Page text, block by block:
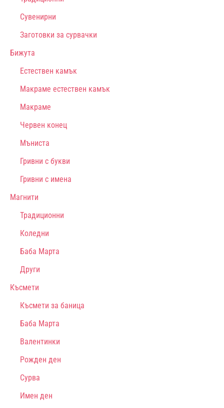
Сувенирни
Заготовки за сурвачки
Бижута
Естествен камък
Макраме естествен камък
Макраме
Червен конец
Мъниста
Гривни с букви
Гривни с имена
Магнити
Традиционни
Коледни
Баба Марта
Други
Късмети
Късмети за баница
Баба Марта
Валентинки
Рожден ден
Сурва
Имен ден